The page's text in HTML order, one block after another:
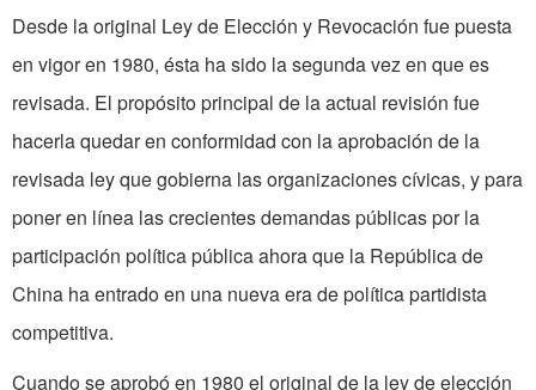
Desde la original Ley de Elección y Revocación fue puesta
en vigor en 1980, ésta ha sido la segunda vez en que es
revisada. El propósito principal de la actual revisión fue
hacerla quedar en conformidad con la aprobación de la
revisada ley que gobierna las organizaciones cívicas, y para
poner en línea las crecientes demandas públicas por la
participación política pública ahora que la República de
China ha entrado en una nueva era de política partidista
competitiva.
Cuando se aprobó en 1980 el original de la ley de elección